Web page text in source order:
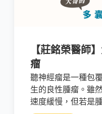
【莊銘榮醫師
瘤
聽神經瘤是一種包
生的良性腫瘤。雖
速度緩慢，但若是